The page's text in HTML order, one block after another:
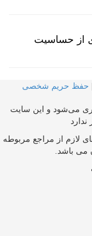
از حساسیت
حفظ حریم شخصی
می‌شود و این سایت
لازم از مراجع مربوطه
می باشد.